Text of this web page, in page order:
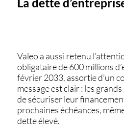
Valeo a aussi retenu
obligataire de 600 millions
février 2033, assortie d’un
message est clair : les
de sécuriser leur
prochaines échéances,
dette élevé.